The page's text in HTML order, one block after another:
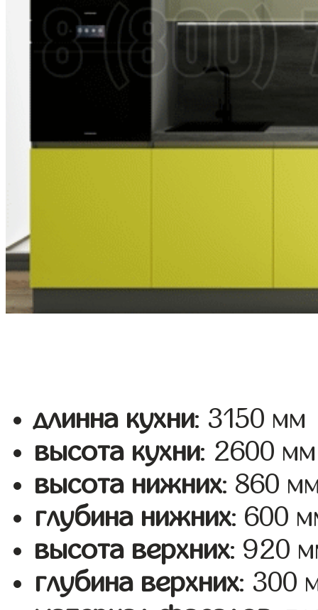
длинна кухни: 3150 мм
высота кухни: 2600 мм
высота нижних: 860
глубина нижних: 600
высота верхних: 920
глубина верхних: 300